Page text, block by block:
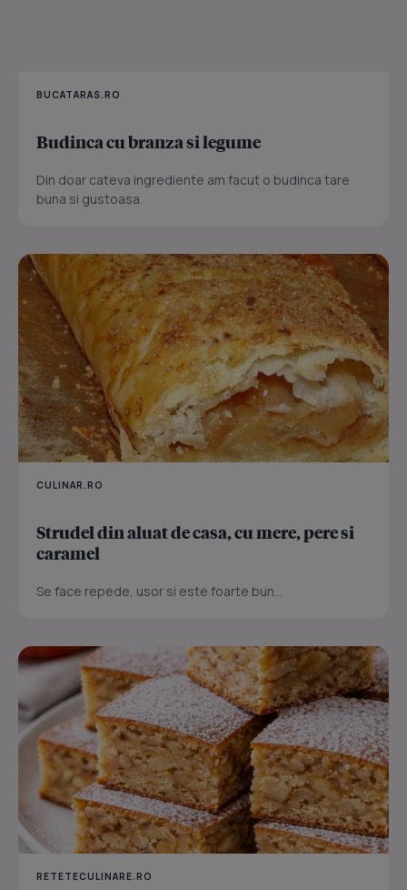
BUCATARAS.RO
Budinca cu branza si legume
Din doar cateva ingrediente am facut o budinca tare
buna si gustoasa.
CULINAR.RO
Strudel din aluat de casa, cu mere, pere si
caramel
Se face repede, usor si este foarte bun...
RETETECULINARE.RO